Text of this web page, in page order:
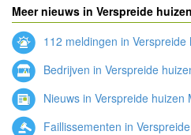
Meer nieuws in Verspreide
112 meldingen in Verspreide
Bedrijven in Verspreide
Nieuws in Verspreide huizen
Faillissementen in